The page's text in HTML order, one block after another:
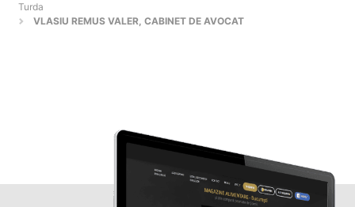
Turda
VLASIU REMUS VALER, CABINET DE AVOCAT